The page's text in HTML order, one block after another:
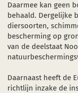
Daarmee kan geen
behaald. Dergelijke
diersoorten,
bescherming op
van de deelstaat
Daarnaast heeft de
richtlijn inzake de